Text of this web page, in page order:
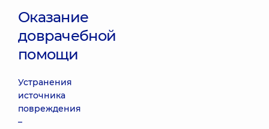
Оказание
доврачебной
помощи
Устранения
источника
повреждения
–